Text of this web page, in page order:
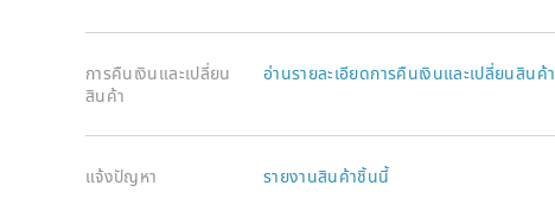
การคืนเงินและเปลี่ยน
สินค้า
อ่านรายละเอียดการคืนเงินและเปลี่ยนสินค้า
แจ้งปัญหา รายงานสินค้าชิ้นนี้